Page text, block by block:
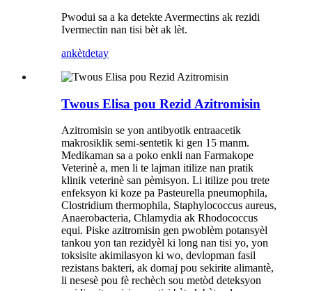
Pwodui sa a ka detekte Avermectins ak rezidi
Ivermectin nan tisi bèt ak lèt.
ankètdetay
Twous Elisa pou Rezid Azitromisin
Azitromisin se yon antibyotik entraacetik
makrosiklik semi-sentetik ki gen 15 manm.
Medikaman sa a poko enkli nan Farmakope
Veterinè a, men li te lajman itilize nan pratik
klinik veterinè san pèmisyon. Li itilize pou trete
enfeksyon ki koze pa Pasteurella pneumophila,
Clostridium thermophila, Staphylococcus aureus,
Anaerobacteria, Chlamydia ak Rhodococcus
equi. Piske azitromisin gen pwoblèm potansyèl
tankou yon tan rezidyèl ki long nan tisi yo, yon
toksisite akimilasyon ki wo, devlopman fasil
rezistans bakteri, ak domaj pou sekirite alimantè,
li nesesè pou fè rechèch sou metòd deteksyon